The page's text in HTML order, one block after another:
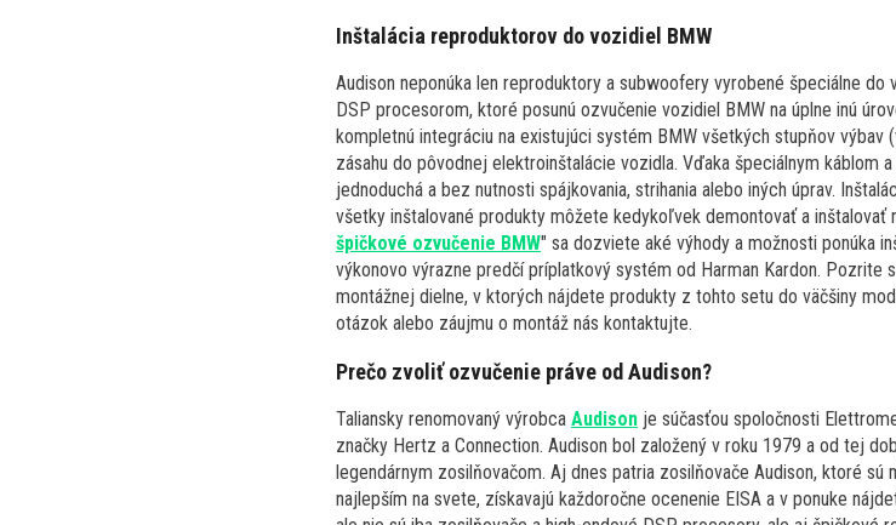
Inštalácia reproduktorov do vozidiel BMW
Audison neponúka len reproduktory a subwoofery vyrobené špeciálne
DSP procesorom, ktoré posunú ozvučenie vozidiel BMW na úplne inú
kompletnú integráciu na existujúci systém BMW všetkých stupňov výbav
zásahu do pôvodnej elektroinštalácie vozidla. Vďaka špeciálnym káblom
jednoduchá a bez nutnosti spájkovania, strihania alebo iných úprav.
všetky inštalované produkty môžete kedykoľvek demontovať a inštalovať
špičkové ozvučenie BMW" sa dozviete aké výhody a možnosti ponúka
výkonovo výrazne predčí príplatkový systém od Harman Kardon. Pozrite
montážnej dielne, v ktorých nájdete produkty z tohto setu do väčšiny
otázok alebo záujmu o montáž nás kontaktujte.
Prečo zvoliť ozvučenie práve od Audison?
Taliansky renomovaný výrobca Audison je súčasťou spoločnosti
značky Hertz a Connection. Audison bol založený v roku 1979 a od tej
legendárnym zosilňovačom. Aj dnes patria zosilňovače Audison, ktoré sú
najlepším na svete, získavajú každoročne ocenenie EISA a v ponuke